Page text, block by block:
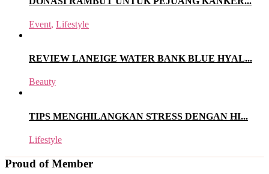
Event, Lifestyle
REVIEW LANEIGE WATER BANK BLUE HYAL...
Beauty
TIPS MENGHILANGKAN STRESS DENGAN HI...
Lifestyle
Proud of Member